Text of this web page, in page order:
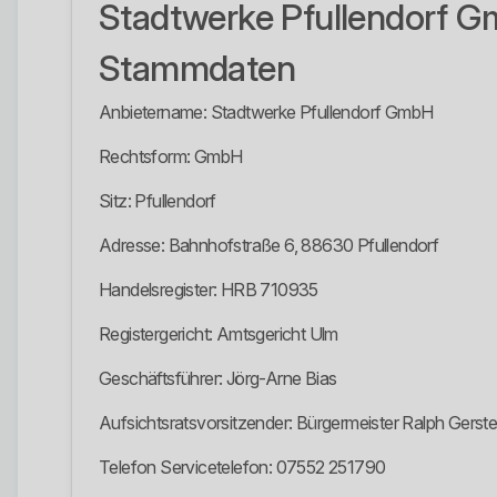
Stadtwerke Pfullendorf
Stammdaten
Anbietername: Stadtwerke Pfullendorf GmbH
Rechtsform: GmbH
Sitz: Pfullendorf
Adresse: Bahnhofstraße 6, 88630 Pfullendorf
Handelsregister: HRB 710935
Registergericht: Amtsgericht Ulm
Geschäftsführer: Jörg-Arne Bias
Aufsichtsratsvorsitzender: Bürgermeister Ralph
Telefon Servicetelefon: 07552 251790